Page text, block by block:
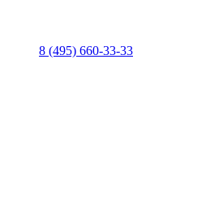
8 (495) 660-33-33